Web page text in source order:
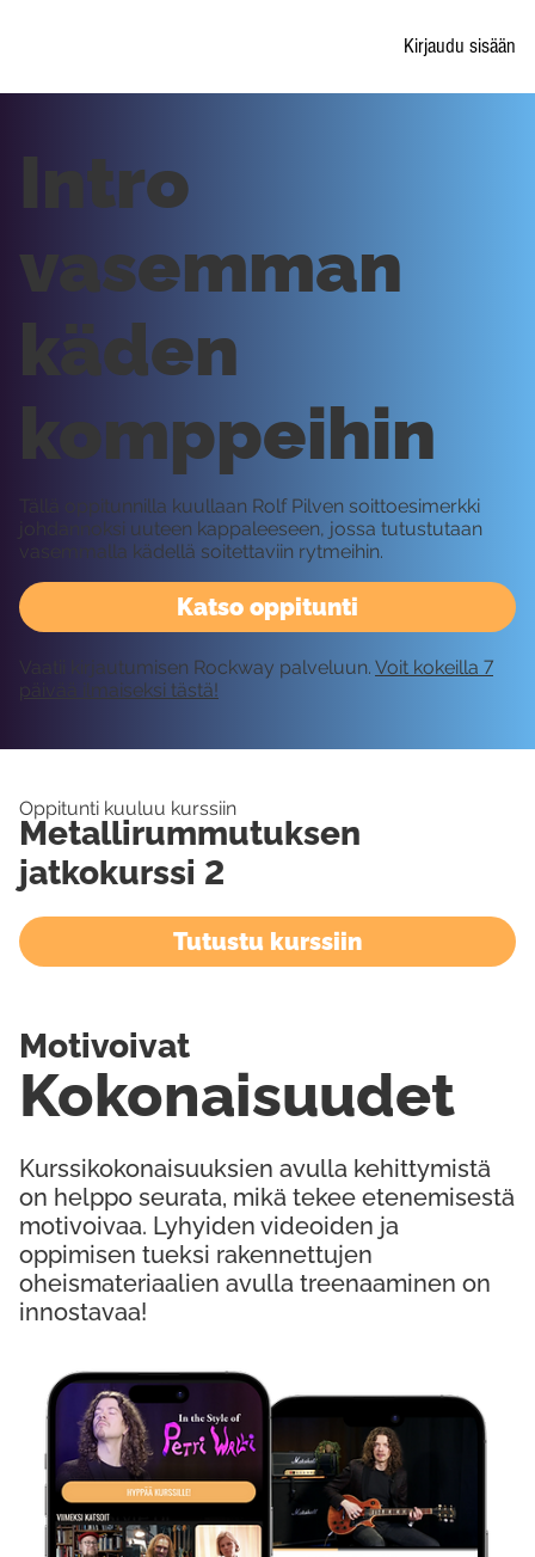
Kirjaudu sisään
Kokeile Ilmaiseksi
Katso oppitunti
Intro
vasemman
käden
komppeihin
Tällä oppitunnilla kuullaan Rolf Pilven soittoesimerkki
johdannoksi uuteen kappaleeseen, jossa tutustutaan
vasemmalla kädellä soitettaviin rytmeihin.
Vaatii kirjautumisen Rockway palveluun. Voit kokeilla 7
päivää ilmaiseksi tästä!
Oppitunti kuuluu kurssiin
Metallirummutuksen
jatkokurssi 2
Tutustu kurssiin
Kurssikokonaisuuksien avulla kehittymistä
on helppo seurata, mikä tekee etenemisestä
motivoivaa. Lyhyiden videoiden ja
oppimisen tueksi rakennettujen
oheismateriaalien avulla treenaaminen on
innostavaa!
Kokonaisuudet
Motivoivat